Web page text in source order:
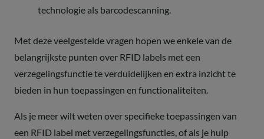
technologie als barcodescanning.
Met deze veelgestelde vragen hopen we enkele van de
belangrijkste punten over RFID labels met een
verzegelingsfunctie te verduidelijken en extra inzicht te
bieden in hun toepassingen en functionaliteiten.
Als je meer wilt weten over specifieke toepassingen van
een RFID label met verzegelingsfuncties, of als je hulp